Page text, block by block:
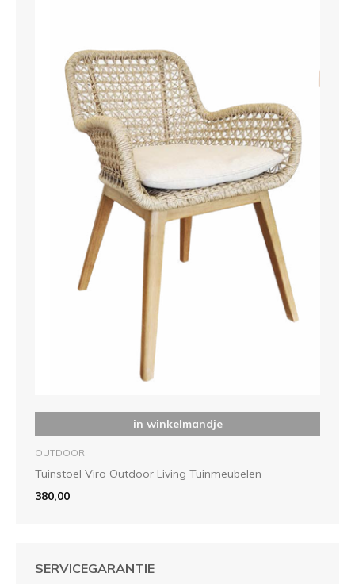
in winkelmandje
OUTDOOR
Tuinstoel Viro Outdoor Living Tuinmeubelen
380,00
SERVICEGARANTIE